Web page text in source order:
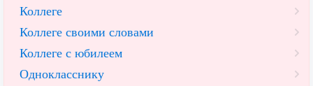
Коллеге
Коллеге своими словами
Коллеге с юбилеем
Однокласснику